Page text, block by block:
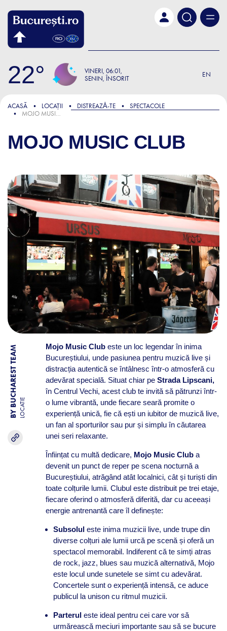
22 VINERI 06:01
SENIN, ÎNSORIT
EN
ACASĂ LOCAȚII DISTREAZǍ-TE
SPECTACOLE
MOJO MUSIC CLUB
MOJO MUSIC CLUB
BY BUCHAREST TEAM LOCATIE
Mojo Music Clubeste un loc legendar în inima
Bucureștiului, unde pasiunea pentru muzică live și
distracția autentică se întâlnesc într-o atmosferă cu
adevărat specială. Situat chiar pe Strada Lipscani,
în Centrul Vechi, acest club te invită să pătrunzi într-
o lume vibrantă, unde fiecare seară promite o
experiență unică, fie că ești un iubitor de muzică live,
un fan al sporturilor sau pur și simplu în căutarea
unei seri relaxante.
Înființat cu multă dedicare, Mojo Music Cluba
devenit un punct de reper pe scena nocturnă a
Bucureștiului, atrăgând atât localnici, cât și turiști din
toate colțurile lumii. Clubul este distribuit pe trei etaje,
fiecare oferind o atmosferă diferită, dar cu aceeași
energie antrenantă care îl definește:
Subsoluleste inima muzicii live, unde trupe din
diverse colțuri ale lumii urcă pe scenă și oferă un
spectacol memorabil. Indiferent că te simți atras
de rock, jazz, blues sau muzică alternativă, Mojo
este locul unde sunetele se simt cu adevărat.
Concertele sunt o experiență intensă, ce aduce
publicul la unison cu ritmul muzicii.
Parteruleste ideal pentru cei care vor să
urmărească meciuri importante sau să se bucure